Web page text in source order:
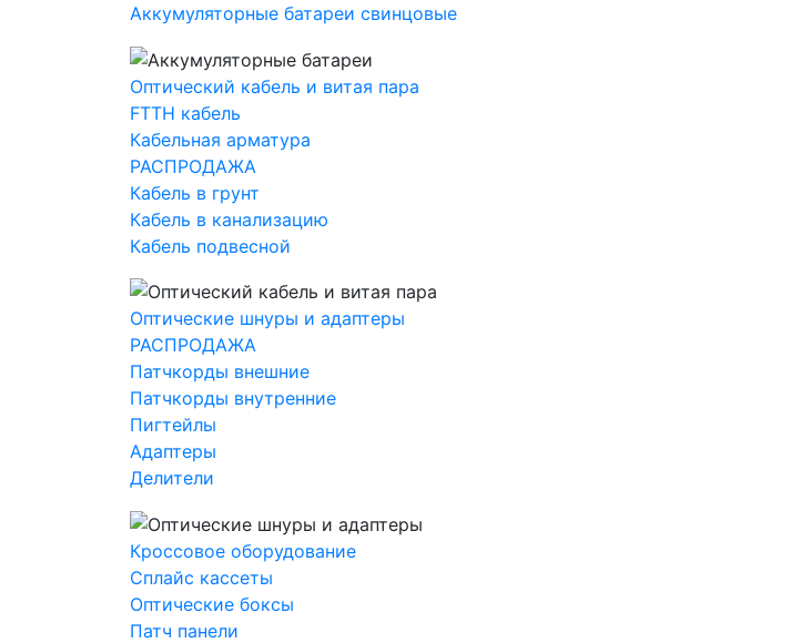
Аккумуляторные батареи свинцовые
Оптический кабель и витая пара
FTTH кабель
Кабельная арматура
РАСПРОДАЖА
Кабель в грунт
Кабель в канализацию
Кабель подвесной
Оптические шнуры и адаптеры
РАСПРОДАЖА
Патчкорды внешние
Патчкорды внутренние
Пигтейлы
Адаптеры
Делители
Кроссовое оборудование
Сплайс кассеты
Оптические боксы
Патч панели